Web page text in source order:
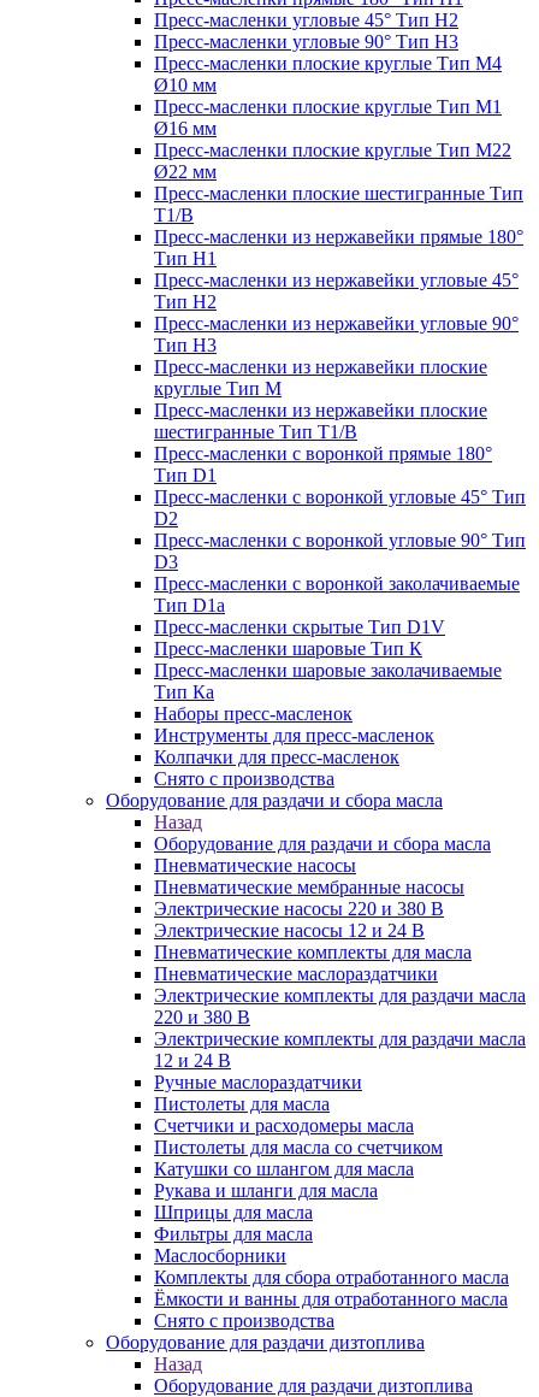
Пресс-масленки угловые 45° Тип H2
Пресс-масленки угловые 90° Тип H3
Пресс-масленки плоские круглые Тип M4
Ø10 мм
Пресс-масленки плоские круглые Тип M1
Ø16 мм
Пресс-масленки плоские круглые Тип M22
Ø22 мм
Пресс-масленки плоские шестигранные Тип
T1/B
Пресс-масленки из нержавейки прямые 180°
Тип H1
Пресс-масленки из нержавейки угловые 45°
Тип H2
Пресс-масленки из нержавейки угловые 90°
Тип H3
Пресс-масленки из нержавейки плоские
круглые Тип M
Пресс-масленки из нержавейки плоские
шестигранные Тип T1/B
Пресс-масленки с воронкой прямые 180°
Тип D1
Пресс-масленки с воронкой угловые 45° Тип
D2
Пресс-масленки с воронкой угловые 90° Тип
D3
Пресс-масленки с воронкой заколачиваемые
Тип D1a
Пресс-масленки скрытые Тип D1V
Пресс-масленки шаровые Тип К
Пресс-масленки шаровые заколачиваемые
Тип Кa
Наборы пресс-масленок
Инструменты для пресс-масленок
Колпачки для пресс-масленок
Снято с производства
Оборудование для раздачи и сбора масла
Назад
Оборудование для раздачи и сбора масла
Пневматические насосы
Пневматические мембранные насосы
Электрические насосы 220 и 380 В
Электрические насосы 12 и 24 В
Пневматические комплекты для масла
Пневматические маслораздатчики
Электрические комплекты для раздачи масла
220 и 380 В
Электрические комплекты для раздачи масла
12 и 24 В
Ручные маслораздатчики
Пистолеты для масла
Счетчики и расходомеры масла
Пистолеты для масла со счетчиком
Катушки со шлангом для масла
Рукава и шланги для масла
Шприцы для масла
Фильтры для масла
Маслосборники
Комплекты для сбора отработанного масла
Ёмкости и ванны для отработанного масла
Снято с производства
Оборудование для раздачи дизтоплива
Назад
Оборудование для раздачи дизтоплива